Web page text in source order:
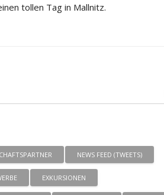
tollen Tag in Mallnitz.
NEWS FEED (TWEETS)
EXKURSIONEN